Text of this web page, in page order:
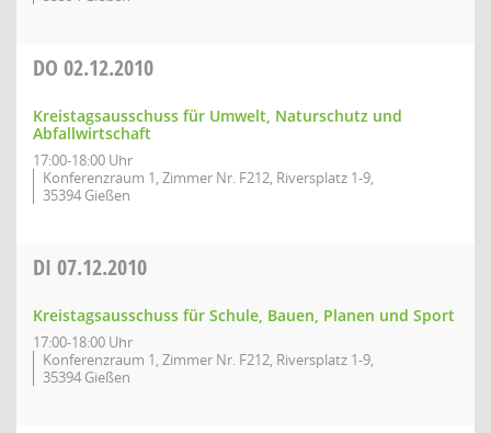
DO 02.12.2010
Kreistagsausschuss für Umwelt, Naturschutz und
Abfallwirtschaft
17:00-18:00 Uhr
Konferenzraum 1, Zimmer Nr. F212, Riversplatz 1-9,
35394 Gießen
DI 07.12.2010
Kreistagsausschuss für Schule, Bauen, Planen und Sport
17:00-18:00 Uhr
Konferenzraum 1, Zimmer Nr. F212, Riversplatz 1-9,
35394 Gießen